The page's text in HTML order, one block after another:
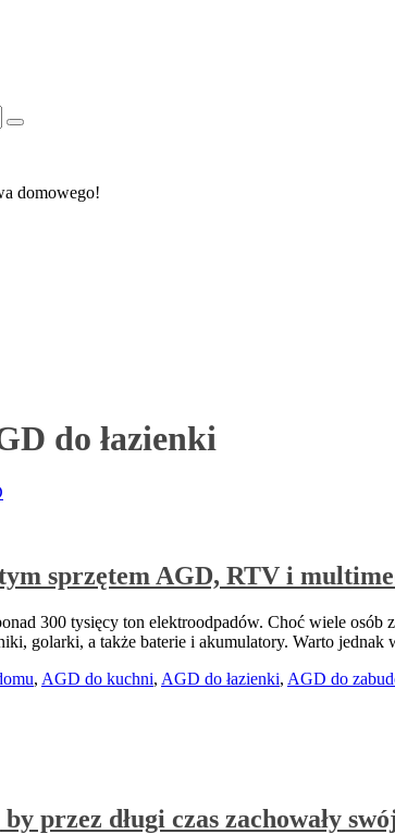
domowego!
do łazienki
sprzętem AGD, RTV i
300 tysięcy ton elektroodpadów. Choć wiele
golarki, a także baterie i akumulatory. Warto
, AGD do kuchni, AGD do łazienki, AGD do
przez długi czas zachowały